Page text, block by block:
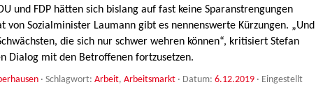
und FDP hätten sich bislang auf fast keine Sparanstrengungen
von Sozialminister Laumann gibt es nennenswerte Kürzungen. „Und
die sich nur schwer wehren können“, kritisiert Stefan
Dialog mit den Betroffenen fortzusetzen.
· Schlagwort: Arbeit, Arbeitsmarkt · Datum: 6.12.2019 · Eingestellt